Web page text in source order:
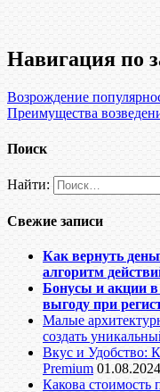
Навигация по
Возрождение
Преимущества
Поиск
Найти:
Свежие записи
Как вернуть
алгоритм
Бонусы и акции в
выгоду при
Малые
создать
Вкус и Удобство:
Premium 01.08.2024
Какова стоимость